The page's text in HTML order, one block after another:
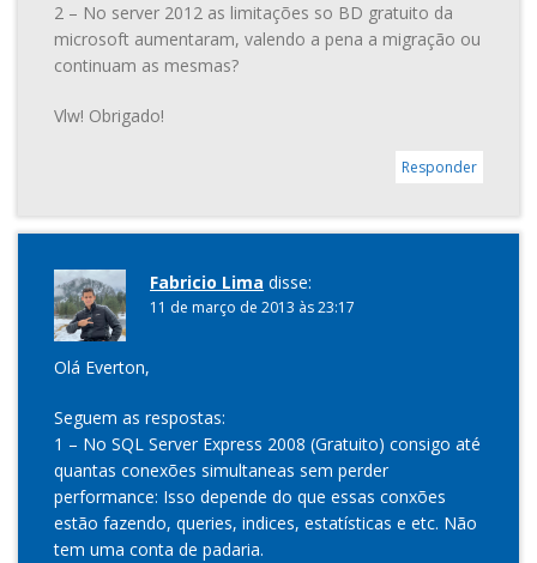
2 – No server 2012 as limitações so BD gratuito da
microsoft aumentaram, valendo a pena a migração ou
continuam as mesmas?
Vlw! Obrigado!
Responder
Fabricio Lima disse:
11 de março de 2013 às 23:17
Olá Everton,
Seguem as respostas:
1 – No SQL Server Express 2008 (Gratuito) consigo até
quantas conexões simultaneas sem perder
performance: Isso depende do que essas conxões
estão fazendo, queries, indices, estatísticas e etc. Não
tem uma conta de padaria.